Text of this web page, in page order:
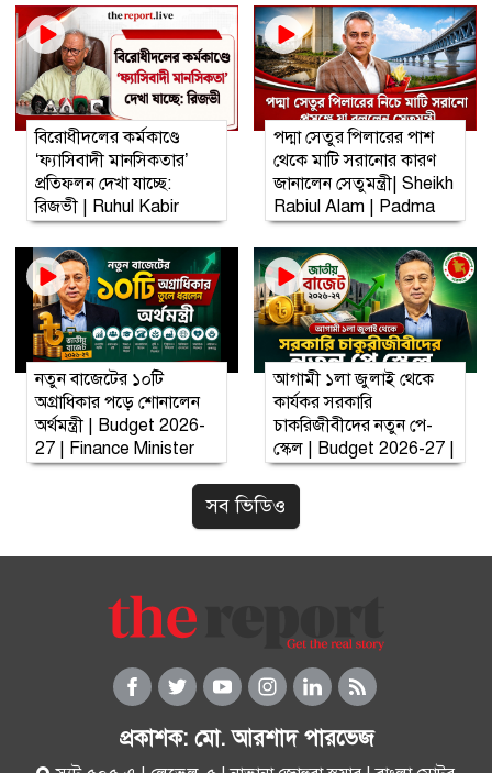
বিরোধীদলের কর্মকাণ্ডে
‘ফ্যাসিবাদী মানসিকতার’
প্রতিফলন দেখা যাচ্ছে:
রিজভী | Ruhul Kabir
Rizvi | BNP
পদ্মা সেতুর পিলারের পাশ
থেকে মাটি সরানোর কারণ
জানালেন সেতুমন্ত্রী| Sheikh
Rabiul Alam | Padma
Bridge
নতুন বাজেটের ১০টি
অগ্রাধিকার পড়ে শোনালেন
অর্থমন্ত্রী | Budget 2026-
27 | Finance Minister
আগামী ১লা জুলাই থেকে
কার্যকর সরকারি
চাকরিজীবীদের নতুন পে-
স্কেল | Budget 2026-27 |
Govt employees
সব ভিডিও
প্রকাশক: মো. আরশাদ পারভেজ